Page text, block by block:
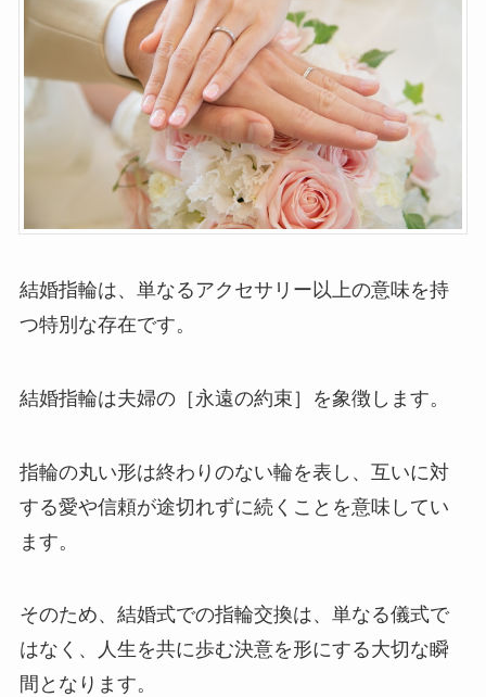
結婚指輪は、単なるアクセサリー以上の意味を持
つ特別な存在です。
結婚指輪は夫婦の［永遠の約束］を象徴します。
指輪の丸い形は終わりのない輪を表し、互いに対
する愛や信頼が途切れずに続くことを意味してい
ます。
そのため、結婚式での指輪交換は、単なる儀式で
はなく、人生を共に歩む決意を形にする大切な瞬
間となります。